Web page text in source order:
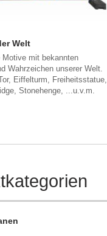
Welt
Motive mit bekannten
Wahrzeichen unserer Welt.
Eiffelturm, Freiheitsstatue,
Stonehenge, ...u.v.m.